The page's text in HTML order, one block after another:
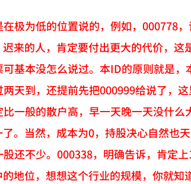
极为低的位置说的，例如，000778
来的人，肯定要付出更大的代价，
基本没怎么说过。本ID的原则就是
天到，还提前先把000999给说了，
一般的散户高，早一天晚一天没什
。当然，成本为0，持股决心自然也
还不少。000338，明确告诉，肯定
地位，想想这个行业的规模，你就知